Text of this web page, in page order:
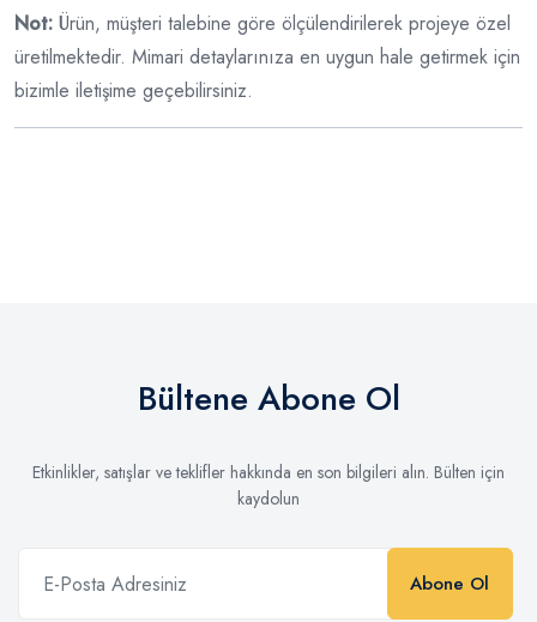
Not: Ürün, müşteri talebine göre ölçülendirilerek projeye özel
üretilmektedir. Mimari detaylarınıza en uygun hale getirmek için
bizimle iletişime geçebilirsiniz.
Bültene Abone Ol
Etkinlikler, satışlar ve teklifler hakkında en son bilgileri alın. Bülten için
kaydolun
Abone Ol